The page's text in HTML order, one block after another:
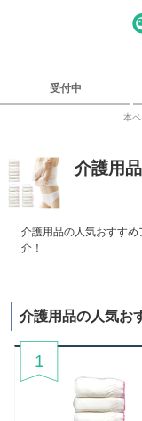
受付中
本
介護用
介護用品の人気おすす
介！
介護用品の人気お
1